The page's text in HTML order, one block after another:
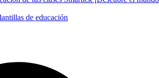
de educación